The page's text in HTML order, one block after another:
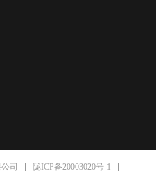
司 陇ICP备20003020号-1